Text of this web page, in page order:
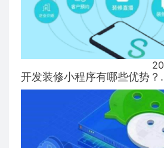
开发装修小程序有哪些优势？